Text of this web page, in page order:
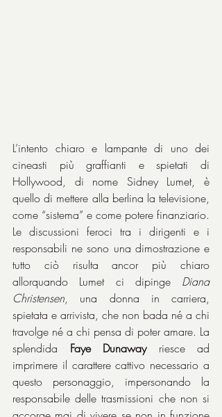
L’intento chiaro e lampante di uno dei
cineasti più graffianti e spietati di
Hollywood, di nome Sidney Lumet, è
quello di mettere alla berlina la televisione,
come “sistema” e come potere finanziario.
Le discussioni feroci tra i dirigenti e i
responsabili ne sono una dimostrazione e
tutto ciò risulta ancor più chiaro
allorquando Lumet ci dipinge Diana
Christensen, una donna in carriera,
spietata e arrivista, che non bada né a chi
travolge né a chi pensa di poter amare. La
splendida Faye Dunaway riesce ad
imprimere il carattere cattivo necessario a
questo personaggio, impersonando la
responsabile delle trasmissioni che non si